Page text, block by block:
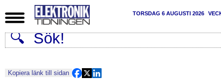
TORSDAG 6 AUGUSTI 2026
Kopiera länk till sidan